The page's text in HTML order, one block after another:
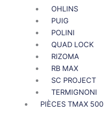
OHLINS
PUIG
POLINI
QUAD LOCK
RIZOMA
RB MAX
SC PROJECT
TERMIGNONI
PIÈCES TMAX 500